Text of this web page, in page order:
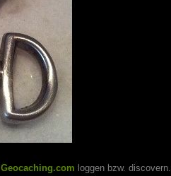
Geocaching.com loggen bzw. discovern.